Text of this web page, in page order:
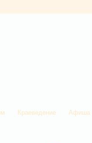
Краеведение Афиша